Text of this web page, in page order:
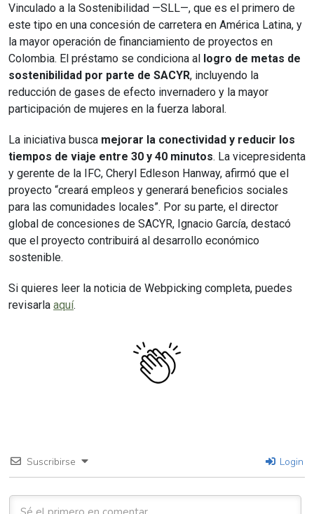
Vinculado a la Sostenibilidad —SLL—, que es el primero de
este tipo en una concesión de carretera en América Latina, y
la mayor operación de financiamiento de proyectos en
Colombia. El préstamo se condiciona al logro de metas de
sostenibilidad por parte de SACYR, incluyendo la
reducción de gases de efecto invernadero y la mayor
participación de mujeres en la fuerza laboral.
La iniciativa busca mejorar la conectividad y reducir los
tiempos de viaje entre 30 y 40 minutos. La vicepresidenta
y gerente de la IFC, Cheryl Edleson Hanway, afirmó que el
proyecto “creará empleos y generará beneficios sociales
para las comunidades locales”. Por su parte, el director
global de concesiones de SACYR, Ignacio García, destacó
que el proyecto contribuirá al desarrollo económico
sostenible.
Si quieres leer la noticia de Webpicking completa, puedes
revisarla aquí.
Suscribirse Login